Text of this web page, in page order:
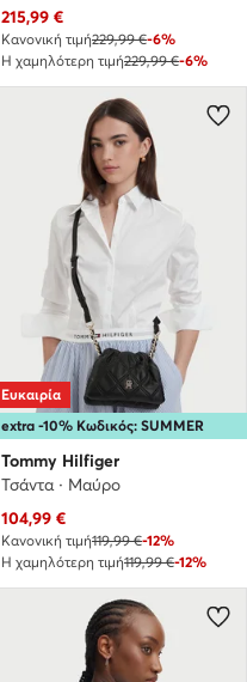
Τρέχουσα τιμή
215,99 €
Κανονική τιμή229,99 €-6%
Η χαμηλότερη τιμή229,99 €-6%
extra -10% Κωδικός: SUMMER
Ευκαιρία
Tommy Hilfiger
Τσάντα · Μαύρο
Τρέχουσα τιμή
104,99 €
Κανονική τιμή119,99 €-12%
Η χαμηλότερη τιμή119,99 €-12%